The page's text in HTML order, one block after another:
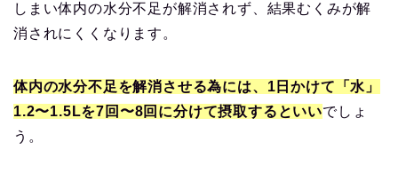
しまい体内の水分不足が解消されず、結果むくみが解
消されにくくなります。
体内の水分不足を解消させる為には、1日かけて「水」
1.2〜1.5Lを7回〜8回に分けて摂取するといいでしょ
う。